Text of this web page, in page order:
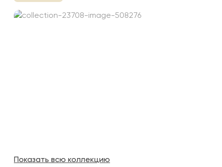
Показать всю коллекцию